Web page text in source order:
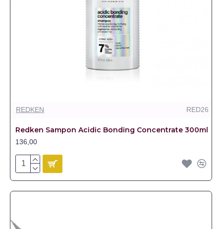
REDKEN RED26
Redken Sampon Acidic Bonding Concentrate 300ml
136,00